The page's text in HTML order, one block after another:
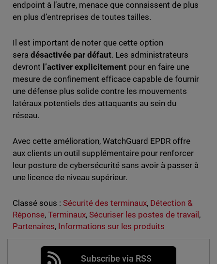
endpoint à l’autre, menace que connaissent de plus
en plus d’entreprises de toutes tailles.
Il est important de noter que cette option
sera désactivée par défaut. Les administrateurs
devront l’activer explicitement pour en faire une
mesure de confinement efficace capable de fournir
une défense plus solide contre les mouvements
latéraux potentiels des attaquants au sein du
réseau.
Avec cette amélioration, WatchGuard EPDR offre
aux clients un outil supplémentaire pour renforcer
leur posture de cybersécurité sans avoir à passer à
une licence de niveau supérieur.
Classé sous : Sécurité des terminaux, Détection &
Réponse, Terminaux, Sécuriser les postes de travail,
Partenaires, Informations sur les produits
Subscribe via RSS